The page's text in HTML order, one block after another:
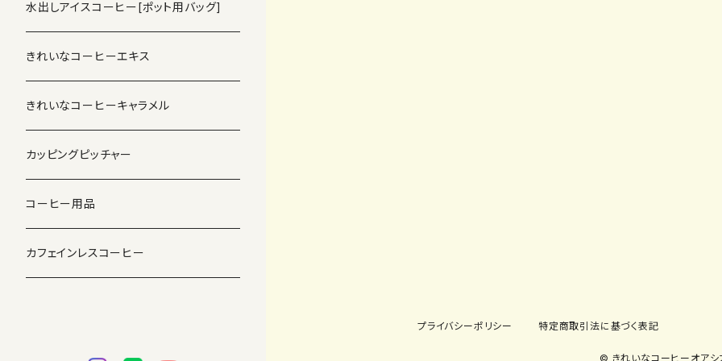
水出しアイスコーヒー[ポット用バッグ]
きれいなコーヒーエキス
きれいなコーヒーキャラメル
カッピングピッチャー
コーヒー用品
カフェインレスコーヒー
プライバシーポリシー 特定商取引法に基づく表記
© きれいなコーヒーオアシ